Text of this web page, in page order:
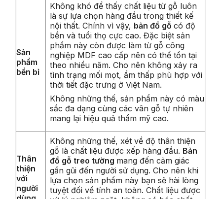
Sản
phẩm
bền bỉ
Không khó để thấy chất liệu từ gỗ luôn
là sự lựa chọn hàng đầu trong thiết kế
nội thất. Chính vì vậy, bản đồ gỗ có độ
bền và tuổi thọ cực cao. Đặc biệt sản
phẩm này còn được làm từ gỗ công
nghiệp MDF cao cấp nên có thể tồn tại
theo nhiều năm. Cho nên không xảy ra
tình trạng mối mọt, ẩm thấp phù hợp với
thời tiết đặc trưng ở Việt Nam.
Không những thế, sản phẩm này có màu
sắc đa dạng cùng các vân gỗ tự nhiên
mang lại hiệu quả thẩm mỹ cao.
Thân
thiện
với
người
Không những thế, xét về độ thân thiện
gỗ là chất liệu được xếp hàng đầu. Bản
đồ gỗ treo tường mang đến cảm giác
gần gũi đến người sử dụng. Cho nên khi
lựa chọn sản phẩm này bạn sẽ hài lòng
tuyệt đối về tính an toàn. Chất liệu được